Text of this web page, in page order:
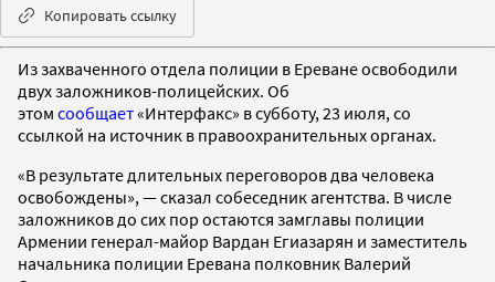
Копировать ссылку
Из захваченного отдела полиции в Ереване освободили
двух заложников-полицейских. Об
этом сообщает«Интерфакс» в субботу, 23 июля, со
ссылкой на источник в правоохранительных органах.
«В результате длительных переговоров два человека
освобождены», — сказал собеседник агентства. В числе
заложников до сих пор остаются замглавы полиции
Армении генерал-майор Вардан Егиазарян и заместитель
начальника полиции Еревана полковник Валерий